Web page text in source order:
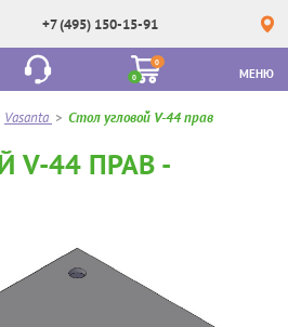
+7 (495) 150-15-91
0
0
МЕНЮ
Vasanta > Стол угловой V-44 прав
V-44 ПРАВ -